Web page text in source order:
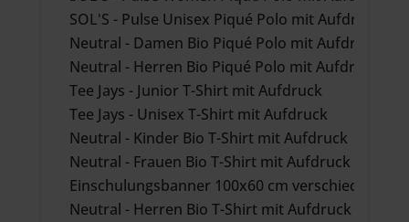
SOL'S - Pulse Unisex Piqué Polo mit Aufdruck
Neutral - Damen Bio Piqué Polo mit Aufdruck
Neutral - Herren Bio Piqué Polo mit Aufdruck
Tee Jays - Junior T-Shirt mit Aufdruck
Tee Jays - Unisex T-Shirt mit Aufdruck
Neutral - Kinder Bio T-Shirt mit Aufdruck
Neutral - Frauen Bio T-Shirt mit Aufdruck
Einschulungsbanner 100x60 cm verschiedene
Neutral - Herren Bio T-Shirt mit Aufdruck